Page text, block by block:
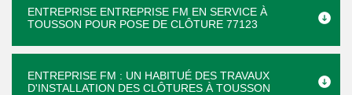
ENTREPRISE ENTREPRISE FM EN SERVICE À
TOUSSON POUR POSE DE CLÔTURE 77123
ENTREPRISE FM : UN HABITUÉ DES TRAVAUX
D'INSTALLATION DES CLÔTURES À TOUSSON